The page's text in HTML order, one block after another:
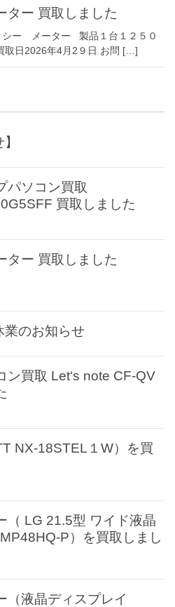
ター 買取しました
シー メーター 製品１台１２５０
日2026年4月2９日 お問 […]
パソコン買取
買取しました
ター 買取しました
業のお知らせ
ン買取 Let‘s note CF-QV
NX-18STEL１W）を買
（ LG 21.5型 ワイド液晶
P）を買取しまし
（液晶ディスプレイ